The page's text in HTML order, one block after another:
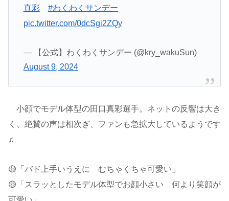
真彩
#わくわくサンデー
pic.twitter.com/0dcSgi2ZQy
— 【公式】わくわくサンデー (@kry_wakuSun)
August 9, 2024
小顔でモデル体型の田口真彩選手。ネットの反響は大き
く、絶賛の声は相次ぎ、ファンも急拡大しているようです
♫
🟡「バド上手いうえに むちゃくちゃ可愛い」
🟡「スラッとしたモデル体型でお顔小さい 何より笑顔が